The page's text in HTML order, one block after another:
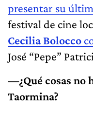
presentar su
festival de cine
Cecilia Bolocco
José “Pepe”
—¿Qué cosas no
Taormina?